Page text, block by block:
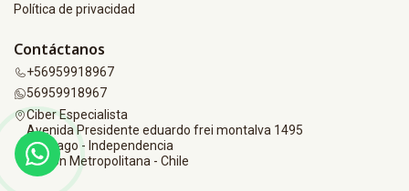
Política de privacidad
Contáctanos
+56959918967
56959918967
Ciber Especialista
Avenida Presidente eduardo frei montalva 1495
Santiago - Independencia
Región Metropolitana - Chile